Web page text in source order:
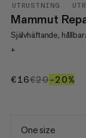
UTRUSTNING
Mammut
Självhäftande,
+
€16€16
€20€20
–20%
One size